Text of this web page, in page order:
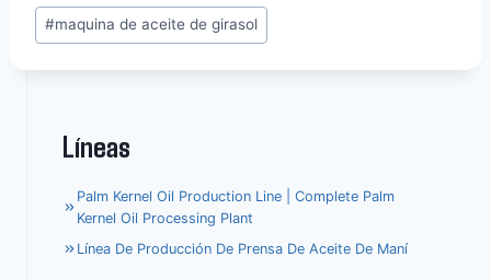
Etiquetas
de
la
#maquina de aceite de girasol
Líneas
Palm Kernel Oil Production Line | Complete Palm
Kernel Oil Processing Plant
Línea De Producción De Prensa De Aceite De Maní